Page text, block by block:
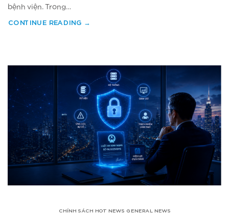
bệnh viện. Trong…
CONTINUE READING →
CHÍNH SÁCH HOT NEWS GENERAL NEWS